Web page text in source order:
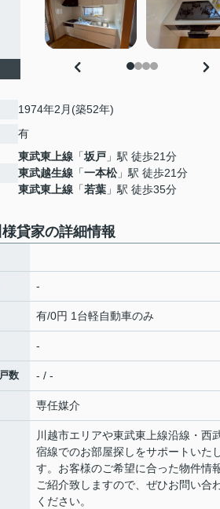
1974年2月(築52年)
有
東武東上線 「坂戸 」駅 徒歩21分
東武越生線 「一本松」駅 徒歩21分
東武東上線 「若葉 」駅 徒歩35分
貸家の詳細情報
-
有/0円 1台軽自動車のみ
-
数 - / -
専任媒介
川越市エリアや東武東上線沿線・西
宿線でのお部屋探しをサポートいた
す。お客様のご希望に合った物件情
ご紹介致しますので、ぜひお問い合
ください。